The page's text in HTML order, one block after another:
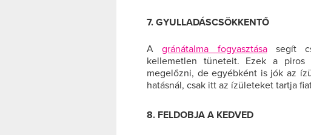
7. GYULLADÁSCSÖKKENTŐ
Agránátalma fogyasztásasegít
kellemetlen tüneteit. Ezek a
megelőzni, de egyébként is jók az
hatásnál, csak itt az ízületeket tartja
8. FELDOBJA A KEDVED